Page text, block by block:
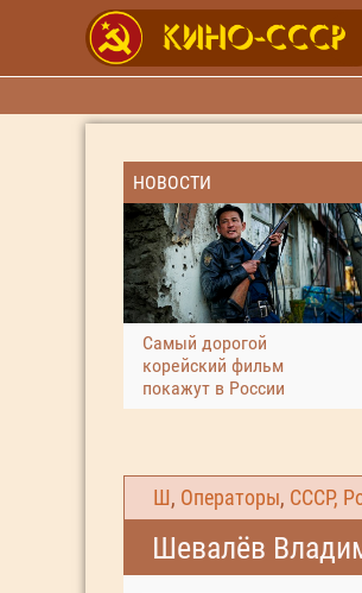
НОВОСТИ
Самый дорогой
корейский фильм
покажут в России
Ш , Операторы, СССР,
Шевалёв